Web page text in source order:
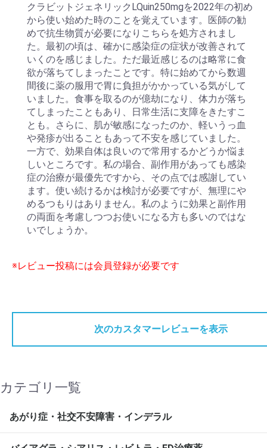
クラビットジェネリックLQuin250mgを2022年の初め
から使い始めた時のことを覚えています。医師の勧
めで抗生物質が必要になりこちらを処方されまし
た。最初の頃は、確かに感染症の症状が改善されて
いくのを感じました。ただ最近感じるのは略常に食
欲が落ちてしまったことです。特に始めてから数週
間後に薬の服用で胃に負担がかかっている気がして
いました。食事を取るのが億劫になり、体力が落ち
てしまったこともあり、日常生活に支障をきたすこ
とも。さらに、肌が敏感になったのか、軽いうっ血
や発疹が出ることもあって不安を感じていました。
一方で、効果自体は良いので常用するかどうか悩ま
しいところです。私の場合、副作用があっても感染
症の治療が最優先ですから、その点では感謝してい
ます。使い続けるかは検討が必要ですが、無理にや
めるつもりはありません。私のように効果と副作用
の両面を考慮しつつお使いになる方も多いのではな
いでしょうか。
※レビュー投稿には会員登録が必要です
次のカスタマーレビューを表示
カテゴリ一覧
あがり症・社交不安障害・インデラル